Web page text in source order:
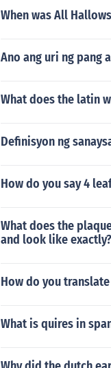
When was All
Ano ang uri ng pang
What does the latin
Definisyon ng
How do you say 4
What does the
and look like exactly?
How do you
What is quires in